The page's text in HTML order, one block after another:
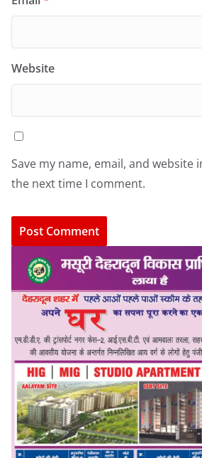
Website
Save my name, email, and
the next time I comment.